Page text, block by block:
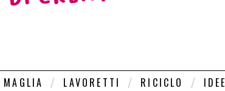
MAGLIA LAVORETTI RICICLO IDEE